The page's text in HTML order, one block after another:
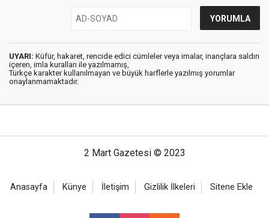
UYARI: Küfür, hakaret, rencide edici cümleler veya imalar, inançlara saldırı
içeren, imla kuralları ile yazılmamış,
Türkçe karakter kullanılmayan ve büyük harflerle yazılmış yorumlar
onaylanmamaktadır.
2 Mart Gazetesi © 2023
Anasayfa Künye İletişim Gizlilik İlkeleri Sitene Ekle